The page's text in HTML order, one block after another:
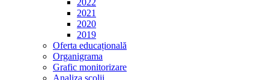
2022
2021
2020
2019
Oferta educațională
Organigrama
Grafic monitorizare
Analiza şcolii